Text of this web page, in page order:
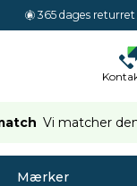
365 dages returret
Vi matcher
Mærker